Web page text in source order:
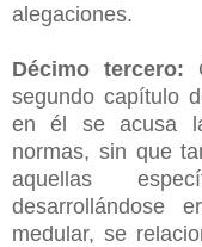
alegaciones.
Décimo tercero:
segundo capítulo
en él se acusa
normas, sin que
aquellas
desarrollándose
medular, se